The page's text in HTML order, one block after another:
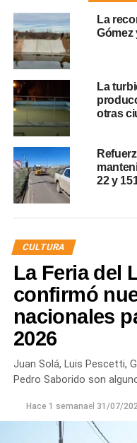
La
Gómez
La
otras
22 y
CULTURA
La Feria del
confirmó
nacionales
2026
Juan Solá, Luis Pescetti,
Pedro Saborido son
Hace 1 semanael 31/07/